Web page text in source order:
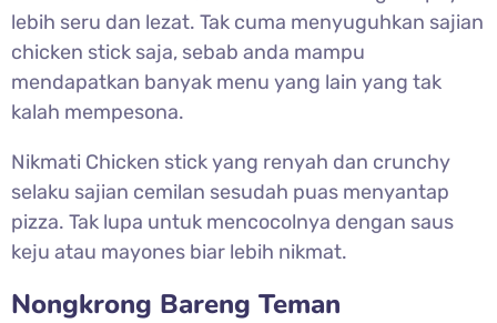
lebih seru dan lezat. Tak cuma menyuguhkan sajian
chicken stick saja, sebab anda mampu
mendapatkan banyak menu yang lain yang tak
kalah mempesona.
Nikmati Chicken stick yang renyah dan crunchy
selaku sajian cemilan sesudah puas menyantap
pizza. Tak lupa untuk mencocolnya dengan saus
keju atau mayones biar lebih nikmat.
Nongkrong Bareng Teman